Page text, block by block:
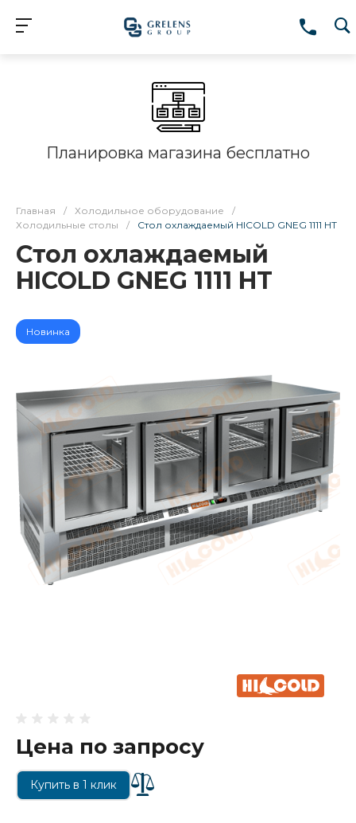
Планировка магазина бесплатно
Главная / Холодильное оборудование
/
Холодильные столы
/ Стол охлаждаемый HICOLD GNEG 1111 HT
Стол охлаждаемый
HICOLD GNEG 1111 HT
Новинка
Цена по запросу
Купить в 1 клик